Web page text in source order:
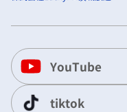
YouTube
tiktok